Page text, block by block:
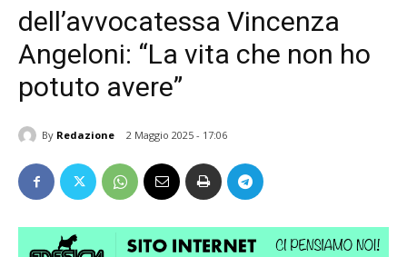
dell’avvocatessa Vincenza
Angeloni: “La vita che non ho
potuto avere”
By Redazione 2 Maggio 2025 - 17:06